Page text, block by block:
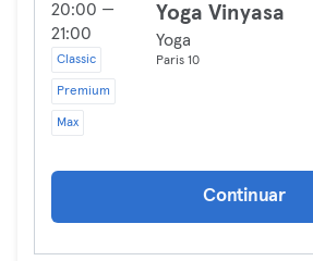
20:00 —
21:00
Classic
Premium
Max
Yoga Vinyasa
Yoga
Paris 10
Continuar